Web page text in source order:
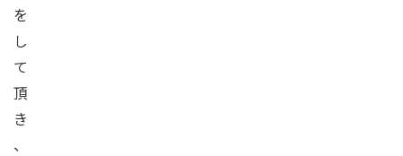
を
し
て
頂
き
、